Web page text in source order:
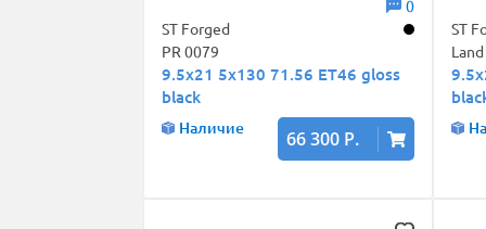
0
ST Forged
PR 0079
9.5x21 5x130 71.56 ET46 gloss
black
Наличие 66 300 Р.
ST